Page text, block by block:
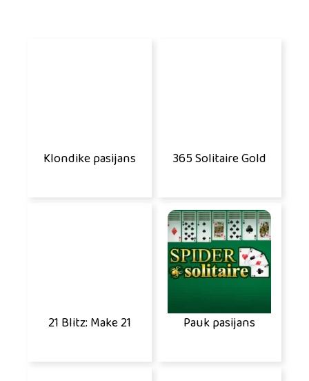
Klondike pasijans 365 Solitaire Gold
21 Blitz: Make 21 Pauk pasijans